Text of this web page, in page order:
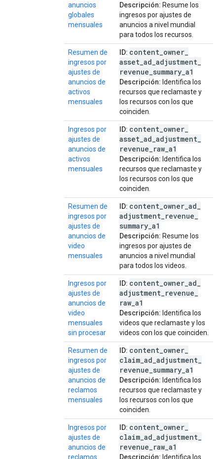
anuncios
globales
mensuales
Descripción: Resume los
ingresos por ajustes de
anuncios a nivel mundial
para todos los recursos.
Resumen de
ingresos por
ajustes de
anuncios de
activos
mensuales
ID: content owner
asset ad adjustment
revenue summary a1
Descripción: Identifica los
recursos que reclamaste y
los recursos con los que
coinciden.
Ingresos por
ajustes de
anuncios de
activos
mensuales
ID: content owner
asset ad adjustment
revenue raw a1
Descripción: Identifica los
recursos que reclamaste y
los recursos con los que
coinciden.
Resumen de
ingresos por
ajustes de
anuncios de
video
mensuales
ID: content owner ad
adjustment revenue
summary a1
Descripción: Resume los
ingresos por ajustes de
anuncios a nivel mundial
para todos los videos.
Ingresos por
ajustes de
anuncios de
video
mensuales
sin procesar
ID: content owner ad
adjustment revenue
raw a1
Descripción: Identifica los
videos que reclamaste y los
videos con los que coinciden.
Resumen de
ingresos por
ajustes de
anuncios de
reclamos
mensuales
ID: content owner
claim ad adjustment
revenue summary a1
Descripción: Identifica los
recursos que reclamaste y
los recursos con los que
coinciden.
Ingresos por
ajustes de
anuncios de
reclamos
ID: content owner
claim ad adjustment
revenue raw a1
Descripción: Identifica los